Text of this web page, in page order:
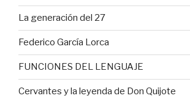
La generación del 27
Federico García Lorca
FUNCIONES DEL LENGUAJE
Cervantes y la leyenda de Don Quijote